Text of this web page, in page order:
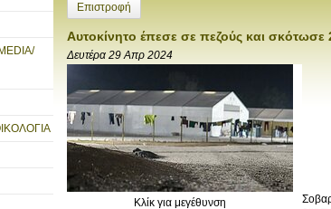
Επιστροφή
Αυτοκίνητο έπεσε σε πεζούς και
Δευτέρα 29 Απρ 2024
Κλίκ για μεγέθυνση